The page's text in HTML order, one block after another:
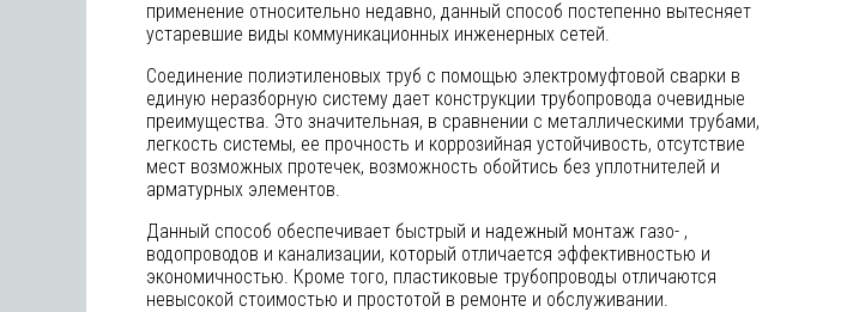
применение относительно недавно, данный способ постепенно вытесняет
устаревшие виды коммуникационных инженерных сетей.
Соединение полиэтиленовых труб с помощью электромуфтовой сварки в
единую неразборную систему дает конструкции трубопровода очевидные
преимущества. Это значительная, в сравнении с металлическими трубами,
легкость системы, ее прочность и коррозийная устойчивость, отсутствие
мест возможных протечек, возможность обойтись без уплотнителей и
арматурных элементов.
Данный способ обеспечивает быстрый и надежный монтаж газо- ,
водопроводов и канализации, который отличается эффективностью и
экономичностью. Кроме того, пластиковые трубопроводы отличаются
невысокой стоимостью и простотой в ремонте и обслуживании.